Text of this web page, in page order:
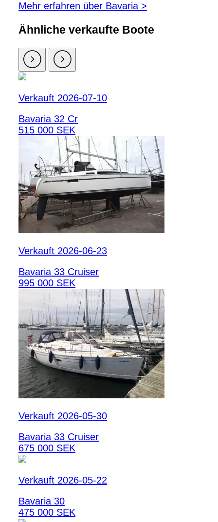
Mehr erfahren über Bavaria >
Ähnliche verkaufte Boote
Verkauft 2026-07-10
Bavaria 32 Cr
515 000 SEK
Verkauft 2026-06-23
Bavaria 33 Cruiser
995 000 SEK
Verkauft 2026-05-30
Bavaria 33 Cruiser
675 000 SEK
Verkauft 2026-05-22
Bavaria 30
475 000 SEK